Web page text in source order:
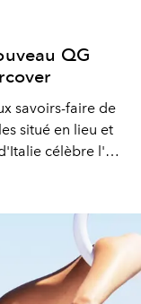
QG
savoirs-faire de
situé en lieu et
célèbre l'art
intemporelle.